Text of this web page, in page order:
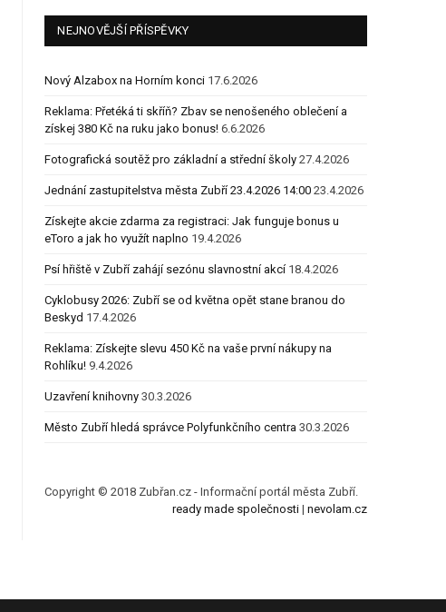
NEJNOVĚJŠÍ PŘÍSPĚVKY
Nový Alzabox na Horním konci 17.6.2026
Reklama: Přetéká ti skříň? Zbav se nenošeného oblečení a
získej 380 Kč na ruku jako bonus! 6.6.2026
Fotografická soutěž pro základní a střední školy 27.4.2026
Jednání zastupitelstva města Zubří 23.4.2026 14:00 23.4.2026
Získejte akcie zdarma za registraci: Jak funguje bonus u
eToro a jak ho využít naplno 19.4.2026
Psí hřiště v Zubří zahájí sezónu slavnostní akcí 18.4.2026
Cyklobusy 2026: Zubří se od května opět stane branou do
Beskyd 17.4.2026
Reklama: Získejte slevu 450 Kč na vaše první nákupy na
Rohlíku! 9.4.2026
Uzavření knihovny 30.3.2026
Město Zubří hledá správce Polyfunkčního centra 30.3.2026
Copyright © 2018 Zubřan.cz - Informační portál města Zubří.
ready made společnosti| nevolam.cz